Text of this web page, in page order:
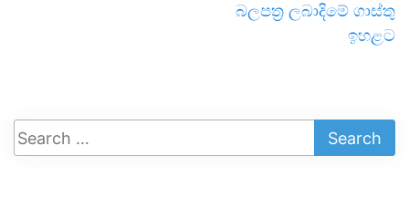
බලපත්‍ර ලබාදිමේ ගාස්තු
ඉහළට